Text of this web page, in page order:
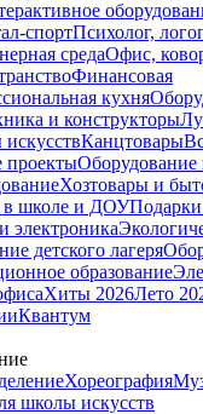
спортПсихолог,
средаОфис,
Финансовая
кухня
и конструкторы
Канцтовары
проектыОборудование
Хозтовары и
в школе и ДОУ
электроника
детского лагеря
образование
Хиты 2026Лето
Квантум
Хореография
школы искусств